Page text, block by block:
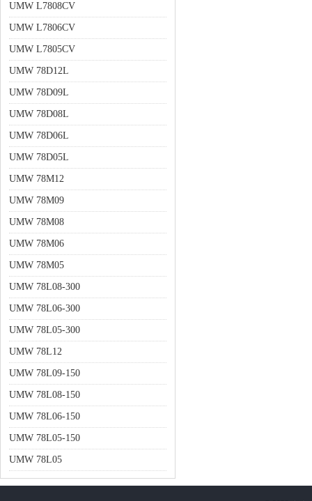
UMW L7808CV
UMW L7806CV
UMW L7805CV
UMW 78D12L
UMW 78D09L
UMW 78D08L
UMW 78D06L
UMW 78D05L
UMW 78M12
UMW 78M09
UMW 78M08
UMW 78M06
UMW 78M05
UMW 78L08-300
UMW 78L06-300
UMW 78L05-300
UMW 78L12
UMW 78L09-150
UMW 78L08-150
UMW 78L06-150
UMW 78L05-150
UMW 78L05